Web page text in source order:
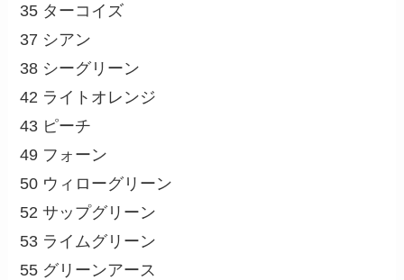
35 ターコイズ
37 シアン
38 シーグリーン
42 ライトオレンジ
43 ピーチ
49 フォーン
50 ウィローグリーン
52 サップグリーン
53 ライムグリーン
55 グリーンアース